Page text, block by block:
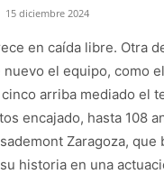
15 diciembre 2024
en caída libre. Otra
el equipo, como
arriba mediado el
encajado, hasta 108
Zaragoza, que
historia en una